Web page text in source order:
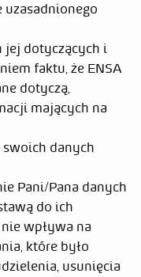
jej dotyczących i
faktu, że ENSA
dotyczą,
mających na
danych
Pani/Pana danych
do ich
wpływa na
które było
usunięcia